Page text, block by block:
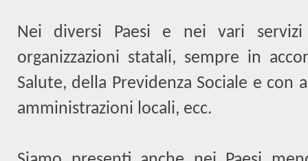
Nei diversi Paesi e nei vari
organizzazioni statali, sempre in
Salute, della Previdenza Sociale e con
amministrazioni locali, ecc.